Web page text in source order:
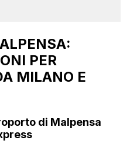
PER
MILANO E
di Malpensa